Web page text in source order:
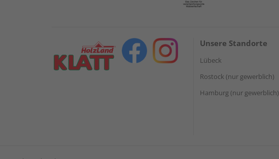
Unsere Standorte
Lübeck
Rostock (nur gewerblich)
Hamburg (nur gewerblich)